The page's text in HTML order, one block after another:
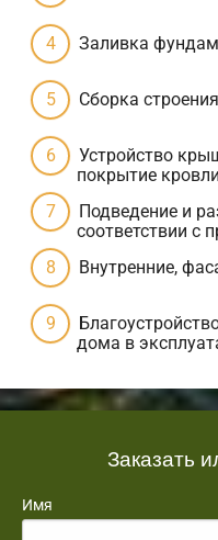
Заливка
Сборка
Устройство
покрытие
Подведение и
соответствии с
Внутренние,
дома в
Заказать
Имя